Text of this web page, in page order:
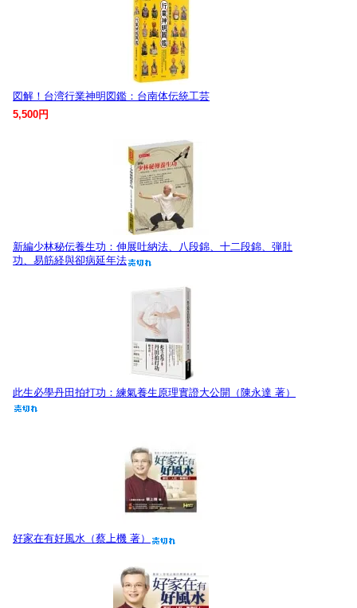
図解！台湾行業神明図鑑：台南体伝統工芸
5,500円
新編少林秘伝養生功：伸展吐納法、八段錦、十二段錦、弾肚
功、易筋経與卻病延年法
此生必學丹田拍打功：練氣養生原理實證大公開（陳永達 著）
好家在有好風水（蔡上機 著）